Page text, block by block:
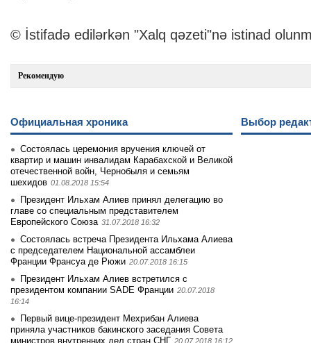
© İstifadə edilərkən "Xalq qəzeti"nə istinad
Рекомендую
Официальная хроника
Состоялась церемония вручения ключей от
квартир и машин инвалидам Карабахской и Великой
отечественной войн, Чернобыля и семьям
шехидов 01.08.2018 15:54
Президент Ильхам Алиев принял делегацию во
главе со специальным представителем
Европейского Союза 31.07.2018 16:32
Состоялась встреча Президента Ильхама Алиева
с председателем Национальной ассамблеи
Франции Франсуа де Рюжи 20.07.2018 16:15
Президент Ильхам Алиев встретился с
президентом компании SADE Франции 20.07.2018
16:14
Первый вице-президент Мехрибан Алиева
приняла участников бакинского заседания Совета
министров внутренних дел стран СНГ 20.07.2018 16:12
Выбор